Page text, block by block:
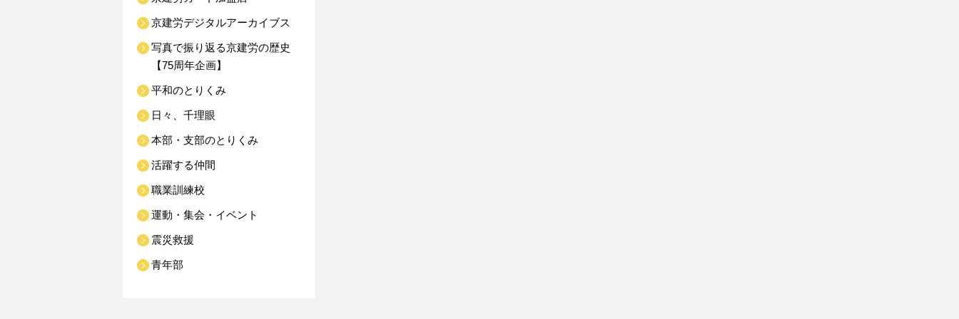
京建労デジタルアーカイブス
写真で振り返る京建労の歴史
【75周年企画】
平和のとりくみ
日々、千理眼
本部・支部のとりくみ
活躍する仲間
職業訓練校
運動・集会・イベント
震災救援
青年部